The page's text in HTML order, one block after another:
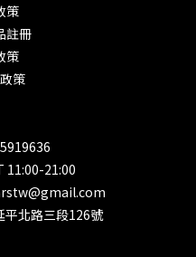
策
註冊
策
策
11:00-21:00
平北路三段126號